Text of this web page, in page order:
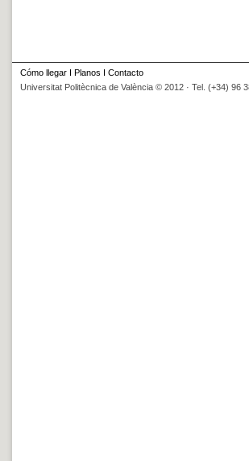
Cómo llegar I Planos I Contacto
Universitat Politècnica de València © 2012 · Tel. (+34) 96